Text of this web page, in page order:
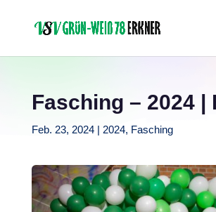
Fasching – 2024 |
Feb. 23, 2024| 2024, Fasching